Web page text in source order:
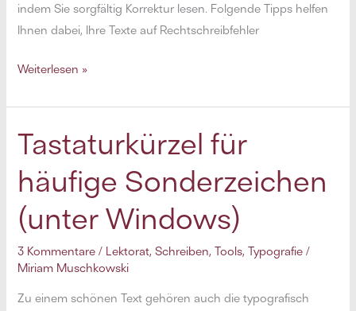
indem Sie sorgfältig Korrektur lesen. Folgende Tipps helfen
Ihnen dabei, Ihre Texte auf Rechtschreibfehler
Korrektur
wie
ein
Profi:
12
Tipps
für
Texte
Weiterlesen »
Tastaturkürzel für
häufige Sonderzeichen
(unter Windows)
3 Kommentare / Lektorat,Schreiben,Tools,Typografie /
Miriam Muschkowski
Zu einem schönen Text gehören auch die typografisch